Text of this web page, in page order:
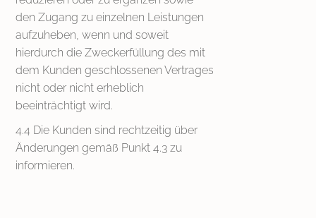
den Zugang zu einzelnen Leistungen
aufzuheben, wenn und soweit
hierdurch die Zweckerfüllung des mit
dem Kunden geschlossenen Vertrages
nicht oder nicht erheblich
beeinträchtigt wird.
4.4 Die Kunden sind rechtzeitig über
Änderungen gemäß Punkt 4.3 zu
informieren.